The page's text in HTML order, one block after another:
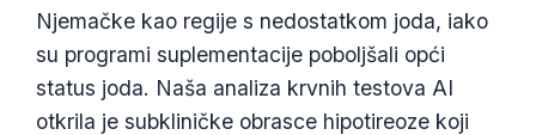
Njemačke kao regije s nedostatkom joda, iako
su programi suplementacije poboljšali opći
status joda. Naša analiza krvnih testova AI
otkrila je subkliničke obrasce hipotireoze koji
Cebuano
ئۇيغۇرچە
Кыргызча